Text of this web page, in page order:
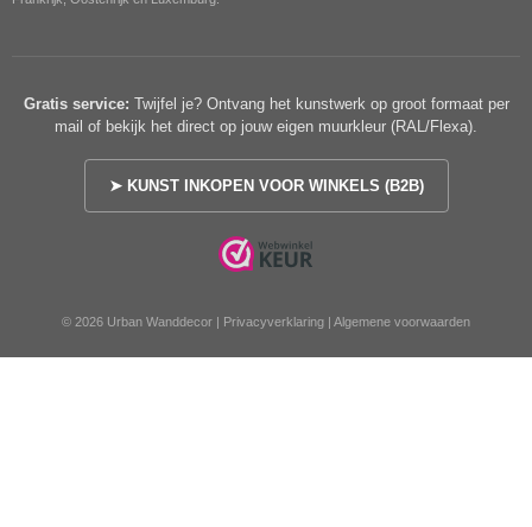
Gratis service: Twijfel je? Ontvang het kunstwerk op groot formaat per
mail of bekijk het direct op jouw eigen muurkleur (RAL/Flexa).
➤ KUNST INKOPEN VOOR WINKELS (B2B)
© 2026 Urban Wanddecor | Privacyverklaring | Algemene voorwaarden